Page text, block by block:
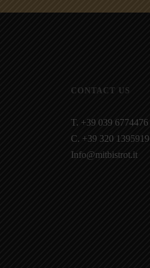
CONTACT US
T. +39 039 6774476
C. +39 320 1395919
Info@mitbistrot.it